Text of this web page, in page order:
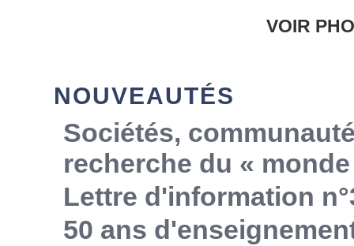
VOIR
NOUVEAUTÉS
Sociétés,
recherche du «
Lettre d'information
50 ans